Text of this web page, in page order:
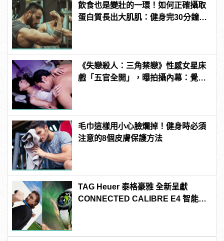
飲食也是變壯的一環！如何正確攝取
蛋白質長出大肌肌：健身完30分鐘是
《失戀殺人：三角禁戀》性感女星床
戲「五官全開」，曝拍攝內幕：覺得
毛巾這樣用小心臉爛掉！健身時必須
注意的8個皮膚保護方法
TAG Heuer 泰格豪雅 全新呈獻
CONNECTED CALIBRE E4 智能腕